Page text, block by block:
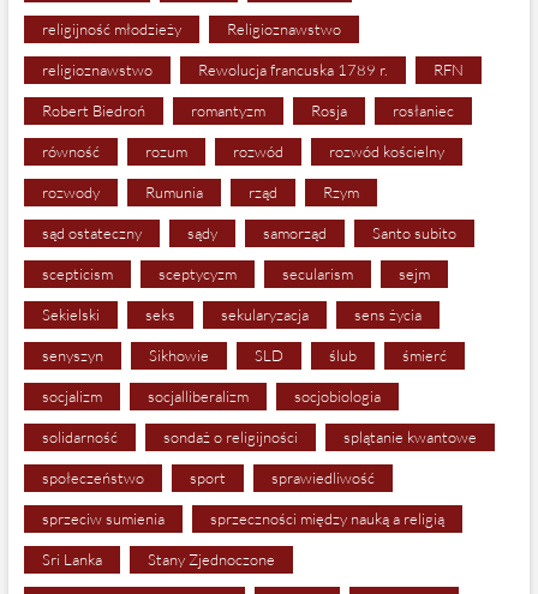
religijność młodzieży Religioznawstwo
religioznawstwo Rewolucja francuska 1789 r. RFN
Robert Biedroń romantyzm Rosja rosłaniec
równość rozum rozwód rozwód kościelny
rozwody Rumunia rząd Rzym
sąd ostateczny sądy samorząd Santo subito
scepticism sceptycyzm secularism sejm
Sekielski seks sekularyzacja sens życia
senyszyn Sikhowie SLD ślub śmierć
socjalizm socjalliberalizm socjobiologia
solidarność sondaż o religijności splątanie kwantowe
społeczeństwo sport sprawiedliwość
sprzeciw sumienia sprzeczności między nauką a religią
Sri Lanka Stany Zjednoczone